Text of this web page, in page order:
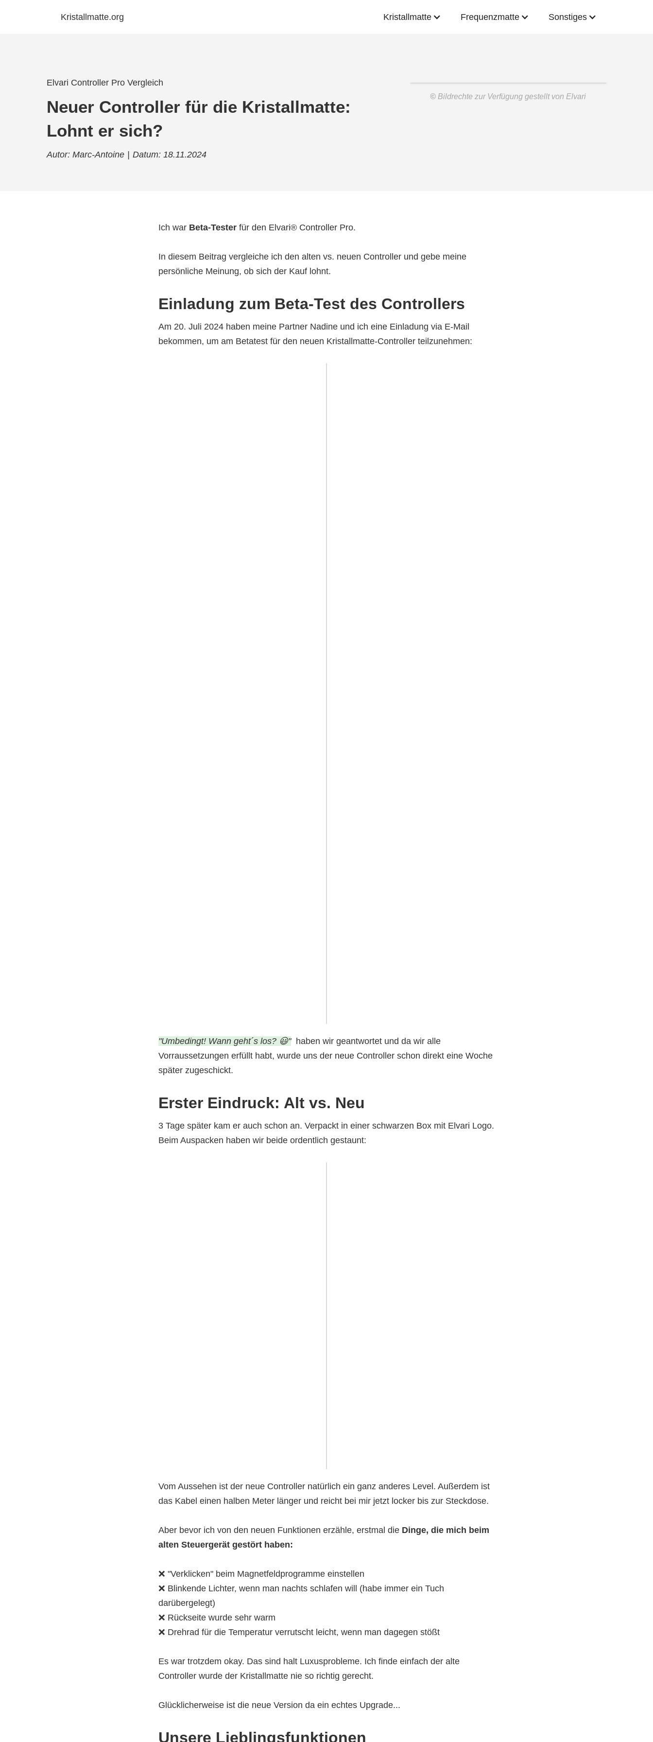
Kristallmatte.org Kristallmatte Frequenzmatte Sonstiges
Elvari Controller Pro Vergleich
Neuer Controller für die Kristallmatte:
Lohnt er sich?
Autor: Marc-Antoine Datum: 18.11.2024
© Bildrechte zur Verfügung gestellt von Elvari
Ich war Beta-Tester für den Elvari® Controller Pro.
In diesem Beitrag vergleiche ich den alten vs. neuen Controller und gebe meine
persönliche Meinung, ob sich der Kauf lohnt.
Einladung zum Beta-Test des Controllers
Am 20. Juli 2024 haben meine Partner Nadine und ich eine Einladung via E-Mail
bekommen, um am Betatest für den neuen Kristallmatte-Controller teilzunehmen:
"Umbedingt! Wann geht´s los? 😃"haben wir geantwortet und da wir alle
Vorraussetzungen erfüllt habt, wurde uns der neue Controller schon direkt eine Woche
später zugeschickt.
Erster Eindruck: Alt vs. Neu
3 Tage später kam er auch schon an. Verpackt in einer schwarzen Box mit Elvari Logo.
Beim Auspacken haben wir beide ordentlich gestaunt:
Vom Aussehen ist der neue Controller natürlich ein ganz anderes Level. Außerdem ist
das Kabel einen halben Meter länger und reicht bei mir jetzt locker bis zur Steckdose.
Aber bevor ich von den neuen Funktionen erzähle, erstmal die Dinge, die mich beim
alten Steuergerät gestört haben:
❌ "Verklicken" beim Magnetfeldprogramme einstellen
❌ Blinkende Lichter, wenn man nachts schlafen will (habe immer ein Tuch
darübergelegt)
❌ Rückseite wurde sehr warm
❌ Drehrad für die Temperatur verrutscht leicht, wenn man dagegen stößt
Es war trotzdem okay. Das sind halt Luxusprobleme. Ich finde einfach der alte
Controller wurde der Kristallmatte nie so richtig gerecht.
Glücklicherweise ist die neue Version da ein echtes Upgrade...
Unsere Lieblingsfunktionen